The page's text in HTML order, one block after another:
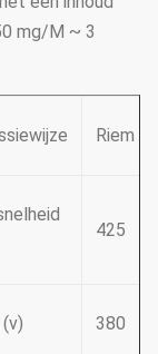
mg/M ~ 3
Riem
425
380